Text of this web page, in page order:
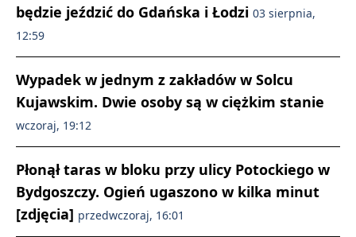
będzie jeździć do Gdańska i Łodzi 03 sierpnia,
12:59
Wypadek w jednym z zakładów w Solcu
Kujawskim. Dwie osoby są w ciężkim stanie
wczoraj, 19:12
Płonął taras w bloku przy ulicy Potockiego w
Bydgoszczy. Ogień ugaszono w kilka minut
[zdjęcia] przedwczoraj, 16:01